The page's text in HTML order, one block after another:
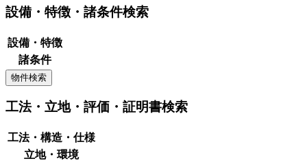
設備・特徴・諸条件検索
設備・特徴
諸条件
工法・立地・評価・証明書検索
工法・構造・仕様
立地・環境